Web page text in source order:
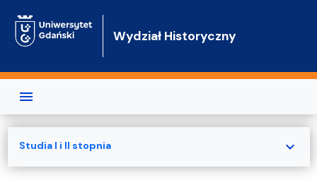
Wydział Historyczny
Studia I i II stopnia expand_more